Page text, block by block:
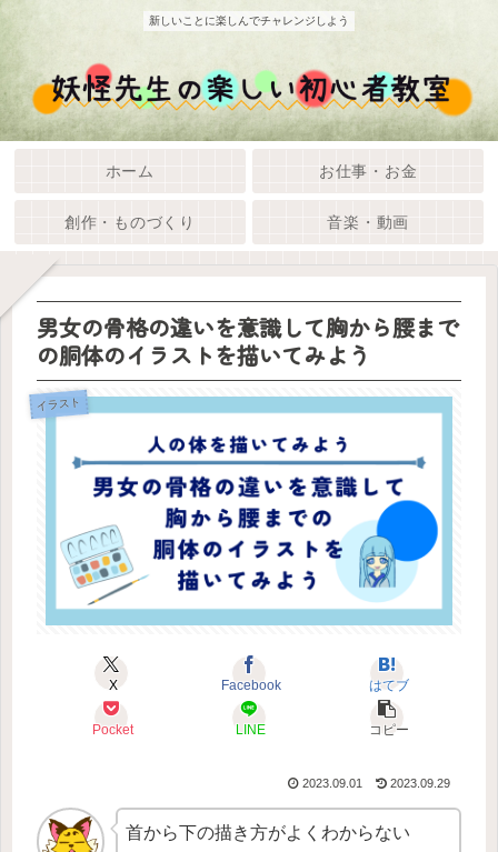
新しいことに楽しんでチャレンジしよう
ホーム お仕事・お金
創作・ものづくり 音楽・動画
男女の骨格の違いを意識して胸から腰まで
の胴体のイラストを描いてみよう
イラスト
X Facebook はてブ
Pocket LINE コピー
2023.09.01 2023.09.29
首から下の描き方がよくわからない